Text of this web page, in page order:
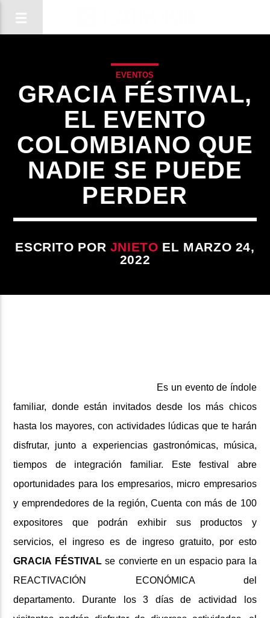
CANCIÓN ACTUAL
EVENTOS
GRACIA FÉSTIVAL,
EL EVENTO
COLOMBIANO QUE
NADIE SE PUEDE
PERDER
ESCRITO POR JNIETO EL MARZO 24,
2022
Es un evento de índole
familiar, donde están invitados desde los más chicos
hasta los mayores, con actividades lúdicas que te harán
disfrutar, junto a experiencias gastronómicas, música,
tiempos de integración familiar.
Este festival abre
oportunidades para los empresarios, micro empresarios
y emprendedores de la región, Cuenta con más de 100
expositores que podrán exhibir sus productos y
servicios, el ingreso es de ingreso gratuito, por esto
GRACIA FÉSTIVALse convierte en un espacio para la
REACTIVACIÓN ECONÓMICA del
departamento.
Durante los 3 días de actividad los